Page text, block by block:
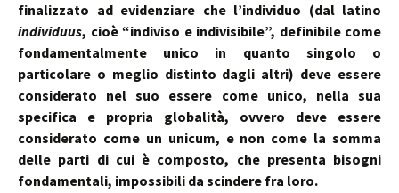
finalizzato ad evidenziare che l’individuo (dal latino
individuus, cioè “indiviso e indivisibile”, definibile come
fondamentalmente unico in quanto singolo o
particolare o meglio distinto dagli altri) deve essere
considerato nel suo essere come unico, nella sua
specifica e propria globalità, ovvero deve essere
considerato come un unicum, e non come la somma
delle parti di cui è composto, che presenta bisogni
fondamentali, impossibili da scindere fra loro.